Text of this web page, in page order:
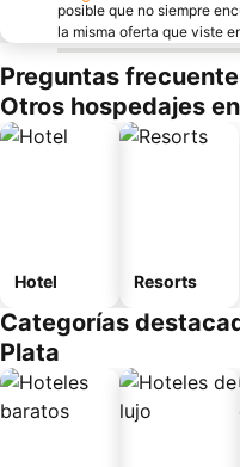
posible que no siempre
la misma oferta que viste
Preguntas
Otros hospedajes
Hotel Resorts
Categorías
Plata